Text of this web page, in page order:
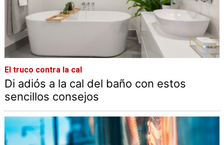
El truco contra la cal
Di adiós a la cal del baño con estos
sencillos consejos